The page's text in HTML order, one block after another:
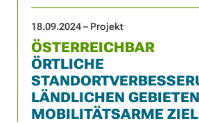
18.09.2024 – Projekt
ÖSTERREICHBAR
ÖRTLICHE
LÄNDLICHEN
MOBILITÄTSARME